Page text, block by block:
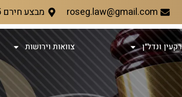
roseg.law@gmail.com מבצע חירם 5, ראשון לציון
ונדל"ן צוואות וירושות